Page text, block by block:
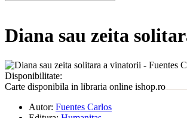
Diana sau zeita
Disponibilitate:
Carte disponibila in libraria online ishop.ro
Autor: Fuentes Carlos